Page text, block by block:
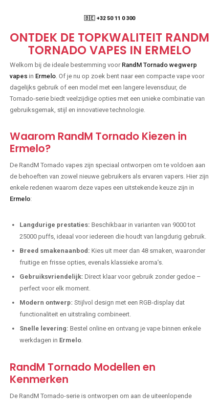
🇧🇪 +32 50 11 0 300
ONTDEK DE TOPKWALITEIT RANDM
TORNADO VAPES IN ERMELO
Welkom bij de ideale bestemming voor RandM Tornado wegwerp
vapes in Ermelo . Of je nu op zoek bent naar een compacte vape voor
dagelijks gebruik of een model met een langere levensduur, de
Tornado-serie biedt veelzijdige opties met een unieke combinatie van
gebruiksgemak, stijl en innovatieve technologie.
Waarom RandM Tornado Kiezen in
Ermelo?
De RandM Tornado vapes zijn speciaal ontworpen om te voldoen aan
de behoeften van zowel nieuwe gebruikers als ervaren vapers. Hier zijn
enkele redenen waarom deze vapes een uitstekende keuze zijn in
Ermelo:
Langdurige prestaties: Beschikbaar in varianten van 9000 tot
25000 puffs, ideaal voor iedereen die houdt van langdurig gebruik.
Breed smakenaanbod: Kies uit meer dan 48 smaken, waaronder
fruitige en frisse opties, evenals klassieke aroma's.
Gebruiksvriendelijk: Direct klaar voor gebruik zonder gedoe –
perfect voor elk moment.
Modern ontwerp: Stijlvol design met een RGB-display dat
functionaliteit en uitstraling combineert.
Snelle levering: Bestel online en ontvang je vape binnen enkele
werkdagen in Ermelo
RandM Tornado Modellen en
Kenmerken
De RandM Tornado-serie is ontworpen om aan de uiteenlopende